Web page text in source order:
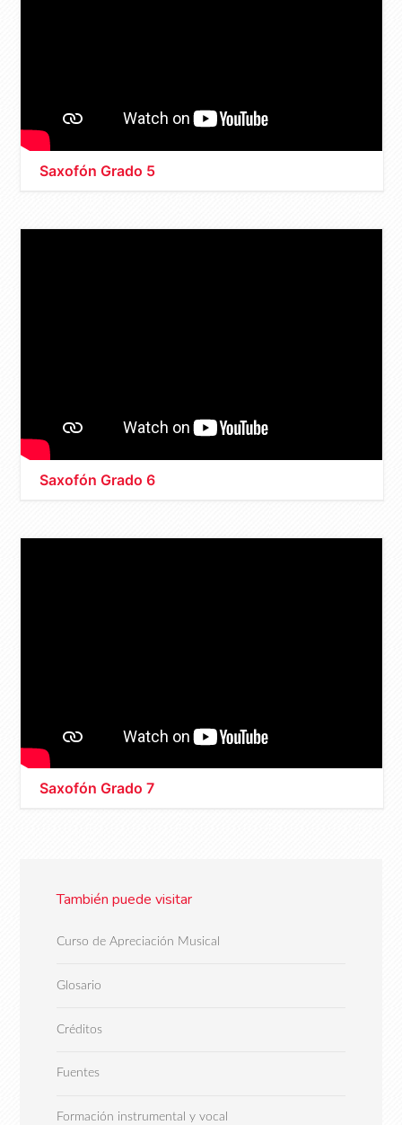
Saxofón Grado 5
Saxofón Grado 6
Saxofón Grado 7
También puede visitar
Curso de Apreciación Musical
Glosario
Créditos
Fuentes
Formación instrumental y vocal